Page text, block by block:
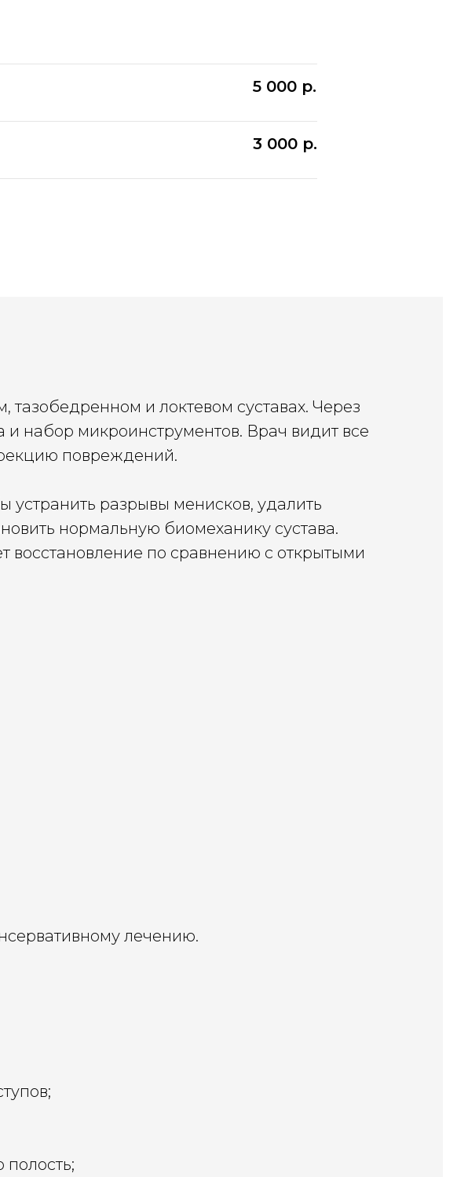
5 000 р.
3 000 р.
и локтевом суставах. Через
набор микроинструментов. Врач видит все
повреждений.
устранить разрывы менисков, удалить
нормальную биомеханику сустава.
восстановление по сравнению с открытыми
лечению.